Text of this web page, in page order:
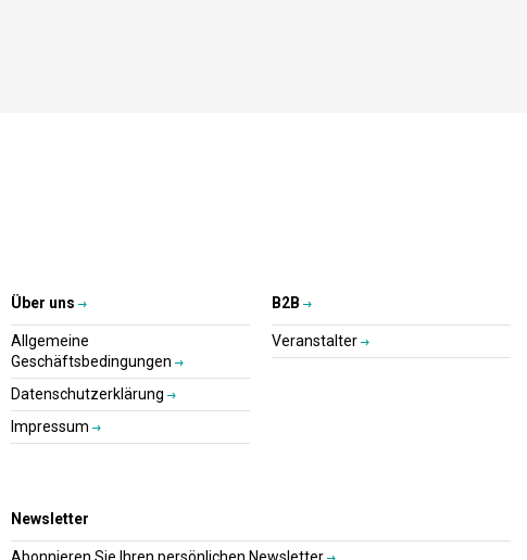
Über uns
Allgemeine
Geschäftsbedingungen
Datenschutzerklärung
Impressum
B2B
Veranstalter
Newsletter